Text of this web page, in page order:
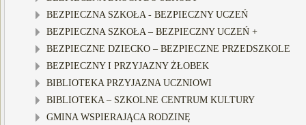
BEZPIECZNA SZKOŁA - BEZPIECZNY UCZEŃ
BEZPIECZNA SZKOŁA – BEZPIECZNY UCZEŃ +
BEZPIECZNE DZIECKO – BEZPIECZNE PRZEDSZKOLE
BEZPIECZNY I PRZYJAZNY ŻŁOBEK
BIBLIOTEKA PRZYJAZNA UCZNIOWI
BIBLIOTEKA – SZKOLNE CENTRUM KULTURY
GMINA WSPIERAJĄCA RODZINĘ